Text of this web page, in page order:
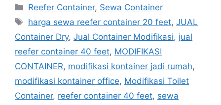
Categories
Reefer Container, Sewa Container
Tags
harga sewa reefer container 20 feet,JUAL
Container Dry, Jual Container Modifikasi, jual
reefer container 40 feet, MODIFIKASI
CONTAINER, modifikasi kontainer jadi rumah,
modifikasi kontainer office, Modifikasi Toilet
Container, reefer container 40 feet, sewa